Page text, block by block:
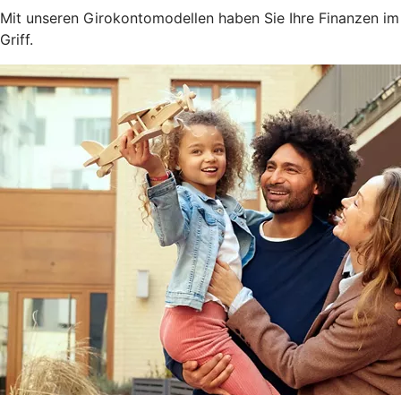
Mit unseren Girokontomodellen haben Sie Ihre Finanzen im
Griff.